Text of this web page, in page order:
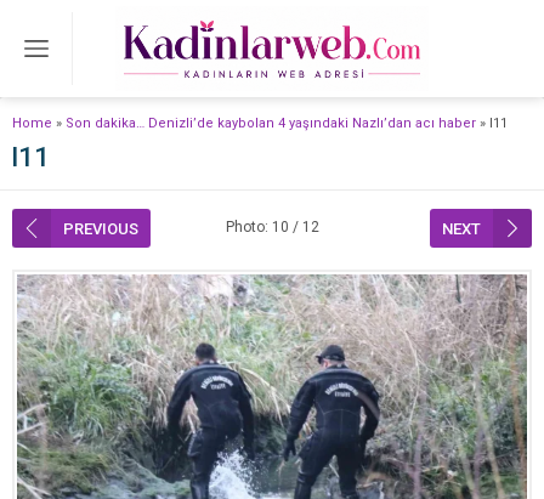
Home » Son dakika… Denizli’de kaybolan 4 yaşındaki Nazlı’dan acı haber » l11
l11
PREVIOUS Photo: 10 / 12 NEXT